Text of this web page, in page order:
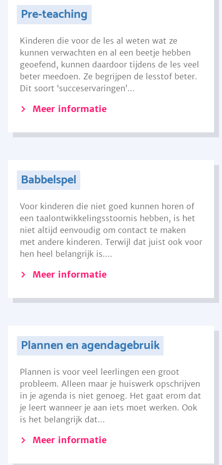
Pre-teaching
Kinderen die voor de les al weten wat ze
kunnen verwachten en al een beetje hebben
geoefend, kunnen daardoor tijdens de les veel
beter meedoen. Ze begrijpen de lesstof beter.
Dit soort ‘succeservaringen’...
Meer informatie
Babbelspel
Voor kinderen die niet goed kunnen horen of
een taalontwikkelingsstoornis hebben, is het
niet altijd eenvoudig om contact te maken
met andere kinderen. Terwijl dat juist ook voor
hen heel belangrijk is....
Meer informatie
Plannen en agendagebruik
Plannen is voor veel leerlingen een groot
probleem. Alleen maar je huiswerk opschrijven
in je agenda is niet genoeg. Het gaat erom dat
je leert wanneer je aan iets moet werken. Ook
is het belangrijk dat...
Meer informatie